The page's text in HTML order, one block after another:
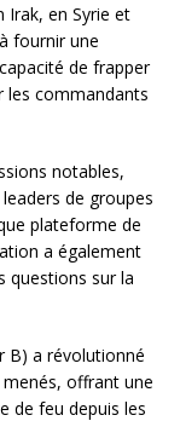
Irak, en Syrie et
fournir une
de frapper
les commandants
notables,
de groupes
plateforme de
a également
questions sur la
B) a révolutionné
offrant une
de feu depuis les